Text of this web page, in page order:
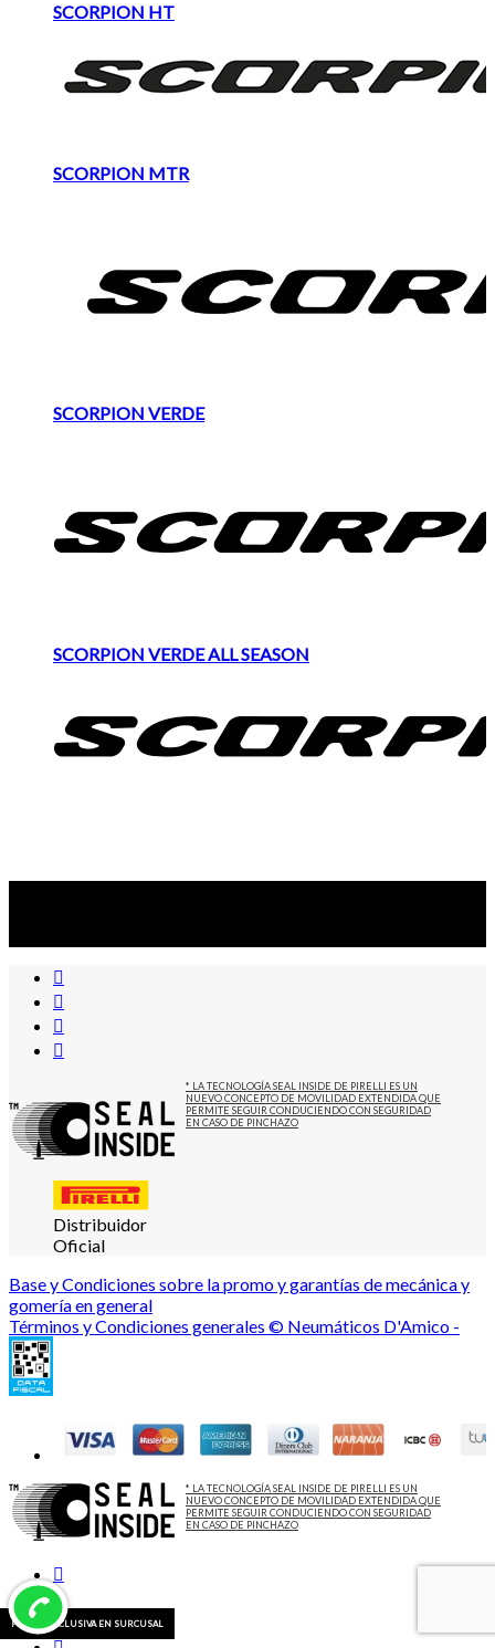
PROMO EXCLUSIVA EN SURCUSAL
PROMO EXCLUSIVA EN SURCUSAL
PROMO EXCLUSIVA EN SURCUSAL
PROMO EXCLUSIVA EN SURCUSAL
PROMO EXCLUSIVA EN SURCUSAL
SCORPION HT
SCORPION MTR
SCORPION VERDE
SCORPION VERDE ALL SEASON
* LA TECNOLOGÍA SEAL INSIDE DE PIRELLI ES UN
NUEVO CONCEPTO DE MOVILIDAD EXTENDIDA QUE
PERMITE SEGUIR CONDUCIENDO CON SEGURIDAD
EN CASO DE PINCHAZO
Distribuidor
Oficial
Base y Condiciones sobre la promo y garantías de mecánica y
gomería en general
Términos y Condiciones generales © Neumáticos D'Amico -
* LA TECNOLOGÍA SEAL INSIDE DE PIRELLI ES UN
NUEVO CONCEPTO DE MOVILIDAD EXTENDIDA QUE
PERMITE SEGUIR CONDUCIENDO CON SEGURIDAD
EN CASO DE PINCHAZO